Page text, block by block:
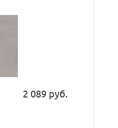
2 089 руб.